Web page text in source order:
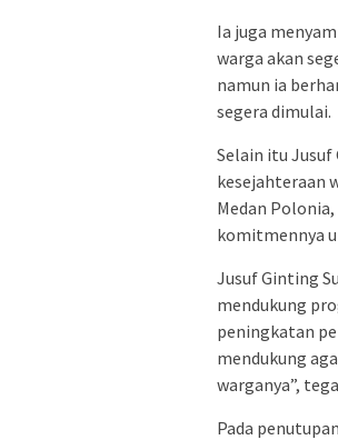
Ia juga
warga akan
namun ia
segera dimulai.
Selain itu Jusuf
kesejahteraan
Medan
komitmennya
Jusuf Ginting
mendukung
peningkatan
mendukung
warganya”,
Pada